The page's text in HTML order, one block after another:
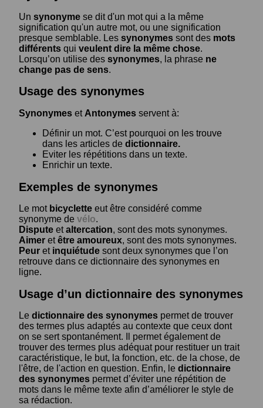
Un synonyme se dit d'un mot qui a la même
signification qu'un autre mot, ou une signification
presque semblable. Les synonymes sont des mots
différents qui veulent dire la même chose.
Lorsqu’on utilise des synonymes, la phrase ne
change pas de sens.
Usage des synonymes
Synonymes et Antonymes servent à:
Définir un mot. C’est pourquoi on les trouve
dans les articles de dictionnaire.
Eviter les répétitions dans un texte.
Enrichir un texte.
Exemples de synonymes
Le mot bicyclette eut être considéré comme
synonyme de vélo.
Dispute etaltercation, sont des mots synonymes.
Aimer etêtre amoureux, sont des mots synonymes.
Peur et inquiétude sont deux synonymes que l’on
retrouve dans ce dictionnaire des synonymes en
ligne.
Usage d’un dictionnaire des synonymes
Le dictionnaire des synonymes permet de trouver
des termes plus adaptés au contexte que ceux dont
on se sert spontanément. Il permet également de
trouver des termes plus adéquat pour restituer un trait
caractéristique, le but, la fonction, etc. de la chose, de
l'être, de l'action en question. Enfin, le dictionnaire
des synonymes permet d’éviter une répétition de
mots dans le même texte afin d’améliorer le style de
sa rédaction.